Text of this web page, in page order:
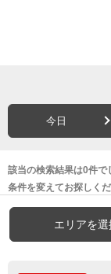
今日
該当の検索結果は0件で
条件を変えてお探しくだ
エリアを選